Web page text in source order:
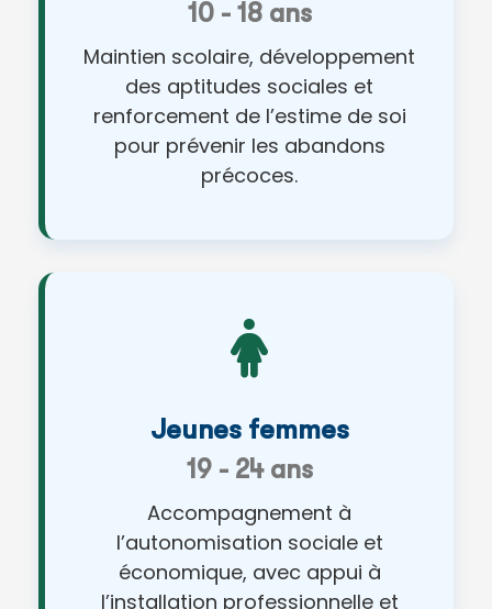
10 - 18 ans
Maintien scolaire, développement
des aptitudes sociales et
renforcement de l’estime de soi
pour prévenir les abandons
précoces.
Jeunes femmes
19 - 24 ans
Accompagnement à
l’autonomisation sociale et
économique, avec appui à
l’installation professionnelle et